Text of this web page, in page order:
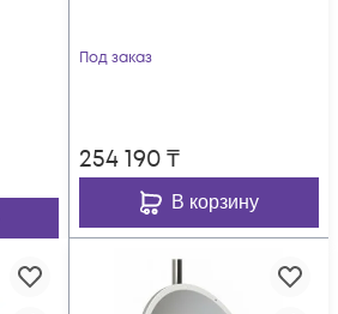
Под заказ
254 190₸
В корзину